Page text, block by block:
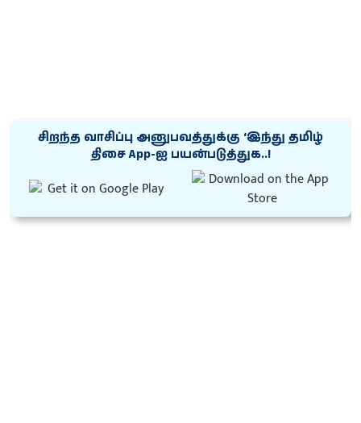
சிறந்த வாசிப்பு அனுபவத்துக்கு ‘இந்து தமிழ்
திசை App-ஐ பயன்படுத்துக..!